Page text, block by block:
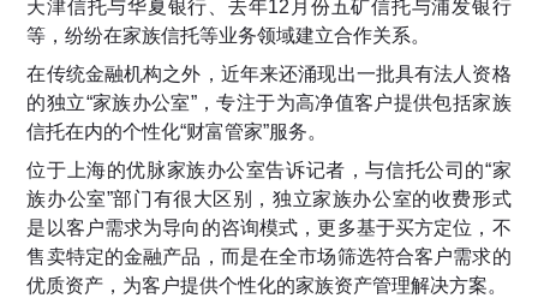
天津信托与华夏银行、去年12月份五矿信托与浦发银行
等，纷纷在家族信托等业务领域建立合作关系。
在传统金融机构之外，近年来还涌现出一批具有法人资格
的独立“家族办公室”，专注于为高净值客户提供包括家族
信托在内的个性化“财富管家”服务。
位于上海的优脉家族办公室告诉记者，与信托公司的“家
族办公室”部门有很大区别，独立家族办公室的收费形式
是以客户需求为导向的咨询模式，更多基于买方定位，不
售卖特定的金融产品，而是在全市场筛选符合客户需求的
优质资产，为客户提供个性化的家族资产管理解决方案。